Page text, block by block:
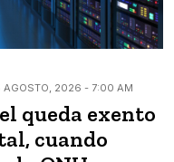
AGOSTO, 2026 - 7:00 AM
queda exento
cuando